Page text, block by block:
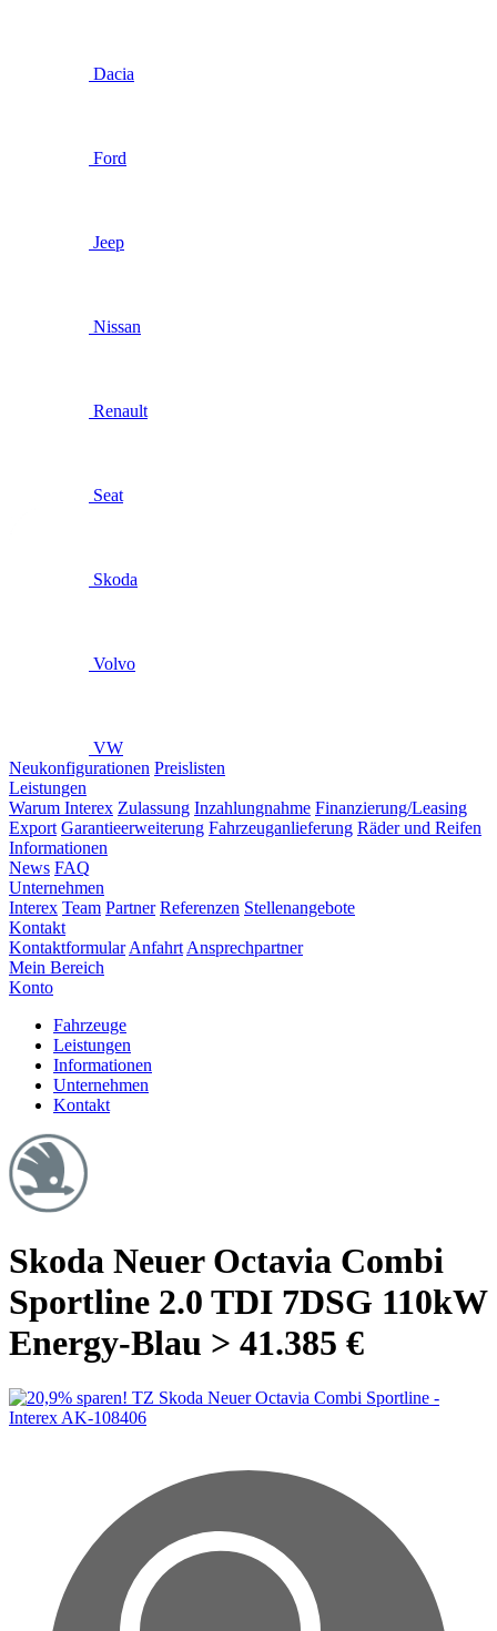
Dacia
Ford
Jeep
Nissan
Renault
Seat
Skoda
Volvo
VW
Neukonfigurationen Preislisten
Leistungen
Warum Interex Zulassung Inzahlungnahme Finanzierung/Leasing
Export Garantieerweiterung Fahrzeuganlieferung Räder und Reifen
Informationen
News FAQ
Unternehmen
Interex Team Partner Referenzen Stellenangebote
Kontakt
Kontaktformular Anfahrt Ansprechpartner
Mein Bereich
Konto
Fahrzeuge
Leistungen
Informationen
Unternehmen
Kontakt
Skoda Neuer Octavia Combi
Sportline 2.0 TDI 7DSG 110kW
Energy-Blau > 41.385 €